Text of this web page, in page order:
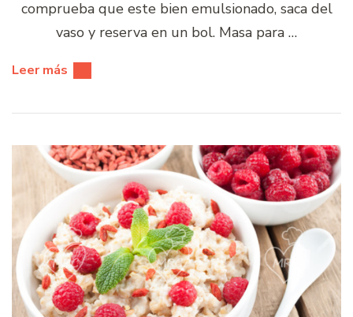
comprueba que este bien emulsionado, saca del
vaso y reserva en un bol. Masa para …
Leer más